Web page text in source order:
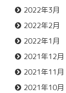
2022年3月
2022年2月
2022年1月
2021年12月
2021年11月
2021年10月